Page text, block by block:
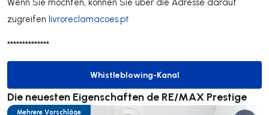
zugreifen livroreclamacoes.pt
**************
Whistleblowing-Kanal
Whistleblowing-Kanal
Die neuesten Eigenschaften de RE/MAX Prestige
Mehrere Vorschläge